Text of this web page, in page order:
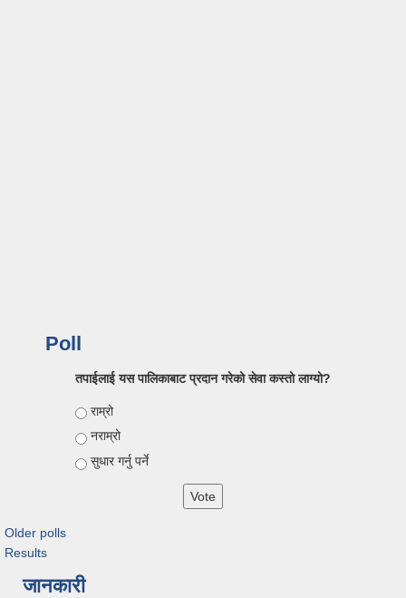
Poll
तपाईलाई यस पालिकाबाट प्रदान गरेको सेवा कस्तो लाग्यो?
Choices
राम्रो
नराम्रो
सुधार गर्नु पर्ने
Older polls
Results
जानकारी